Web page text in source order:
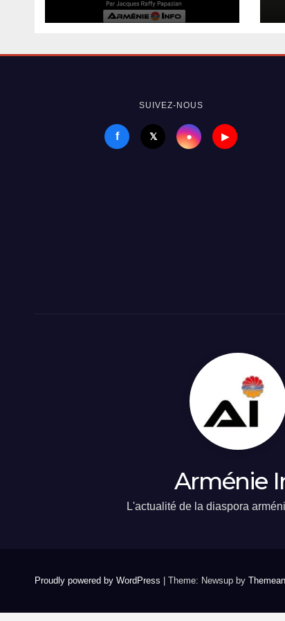
un système, pas
SUIVEZ-NOUS
f 𝕏 ● ▶
Arménie
L'actualité de la diaspora
Proudly powered by WordPress Theme: Newsup by